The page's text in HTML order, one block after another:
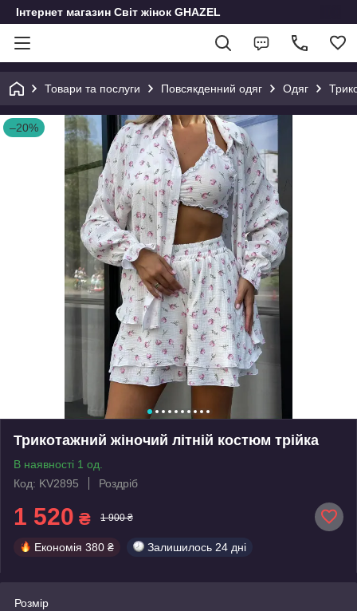
Інтернет магазин Світ жінок GHAZEL
Товари та послуги Повсякденний одяг Одяг
–20%
Трикотажний жіночий літній костюм трійка
В наявності 1 од.
Код: KV2895
Роздріб
1 520 ₴ 1 900 ₴
Економія 380 ₴ Залишилось 24 дні
Розмір